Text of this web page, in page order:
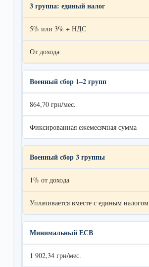
3 группа: единый налог
5% или 3% + НДС
От дохода
Военный сбор 1–2 групп
864,70 грн/мес.
Фиксированная ежемесячная сумма
Военный сбор 3 группы
1% от дохода
Уплачивается вместе с единым налогом
Минимальный ЕСВ
1 902,34 грн/мес.